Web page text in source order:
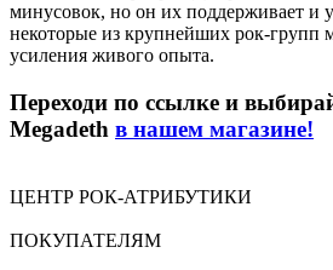
минусовок, но он их поддерживает и
некоторые из крупнейших рок-групп
усиления живого опыта.
Переходи по ссылке и
Megadeth в нашем магазине!
ЦЕНТР РОК-АТРИБУТИКИ
ПОКУПАТЕЛЯМ